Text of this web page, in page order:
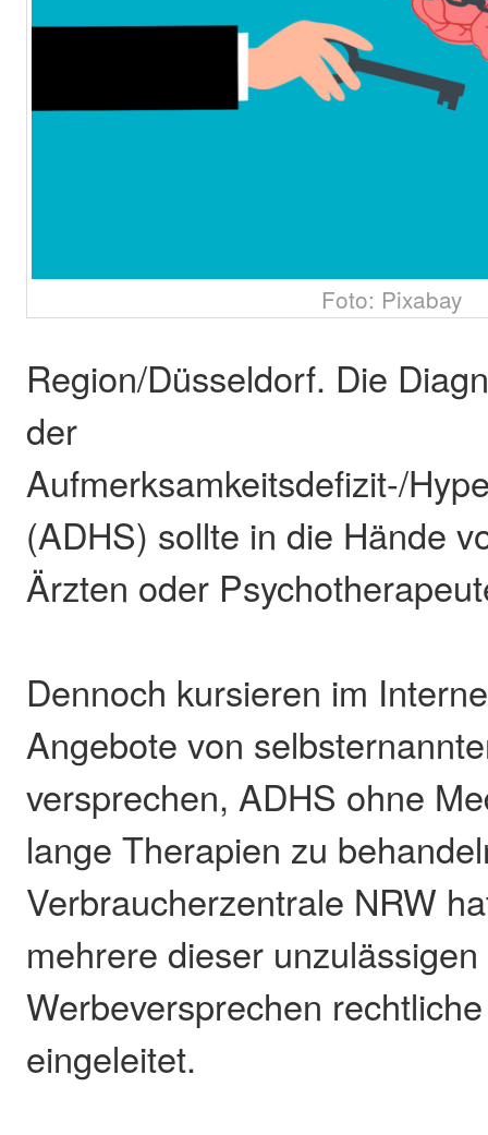
Foto: Pixabay
Region/Düsseldorf. Die
der
Aufmerksamkeitsdefizit-/
(ADHS) sollte in die Hände
Ärzten oder
Dennoch kursieren im
Angebote von
versprechen, ADHS ohne
lange Therapien zu
Verbraucherzentrale NRW
mehrere dieser unzulässigen
Werbeversprechen
eingeleitet.